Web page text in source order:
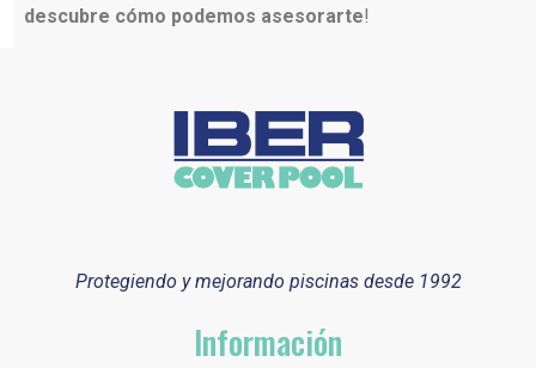
descubre cómo podemos asesorarte!
Protegiendo y mejorando piscinas desde 1992
Información